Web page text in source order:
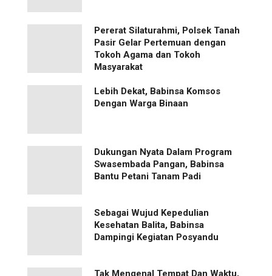
Pererat Silaturahmi, Polsek Tanah
Pasir Gelar Pertemuan dengan
Tokoh Agama dan Tokoh
Masyarakat
Lebih Dekat, Babinsa Komsos
Dengan Warga Binaan
Dukungan Nyata Dalam Program
Swasembada Pangan, Babinsa
Bantu Petani Tanam Padi
Sebagai Wujud Kepedulian
Kesehatan Balita, Babinsa
Dampingi Kegiatan Posyandu
Tak Mengenal Tempat Dan Waktu,